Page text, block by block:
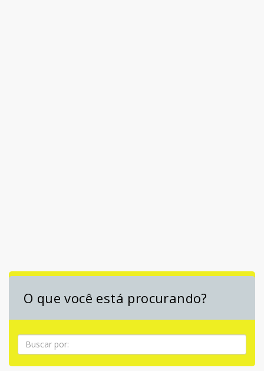
O que você está procurando?
Pesquisa